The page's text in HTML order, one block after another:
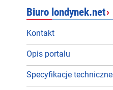
Biuro londynek.net›
Kontakt
Opis portalu
Specyfikacje techniczne